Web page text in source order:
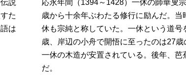
説
た
は
応永年間（1394～1428）一休の師華叟
歳から十余年ぶわたる修行に励んだ。当
休も宗純と称していた。一休という道号
歳、岸辺の小舟で開悟に至ったのは27歳
一休の木造が安置されている。後年、芭
だ。